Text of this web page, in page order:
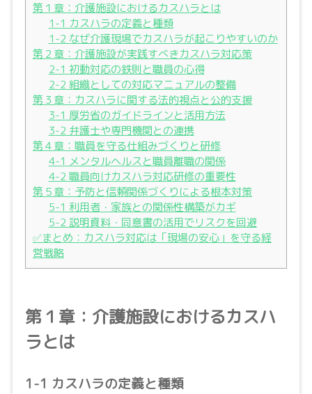
第１章：介護施設におけるカスハラとは
1-1 カスハラの定義と種類
1-2 なぜ介護現場でカスハラが起こりやすいのか
第２章：介護施設が実践すべきカスハラ対応策
2-1 初動対応の鉄則と職員の心得
2-2 組織としての対応マニュアルの整備
第３章：カスハラに関する法的視点と公的支援
3-1 厚労省のガイドラインと活用方法
3-2 弁護士や専門機関との連携
第４章：職員を守る仕組みづくりと研修
4-1 メンタルヘルスと職員離職の関係
4-2 職員向けカスハラ対応研修の重要性
第５章：予防と信頼関係づくりによる根本対策
5-1 利用者・家族との関係性構築がカギ
5-2 説明資料・同意書の活用でリスクを回避
✅まとめ：カスハラ対応は「現場の安心」を守る経
営戦略
第１章：介護施設におけるカスハ
ラとは
1-1 カスハラの定義と種類